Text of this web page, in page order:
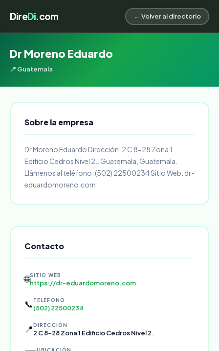
DireDi.com ← Volver al directorio
Dr Moreno Eduardo
📍 Guatemala
Sobre la empresa
Dr Moreno Eduardo Dirección: 2 C 8-28 Zona 1
Edificio Cedros Nivel 2.. Guatemala, Guatemala.
Llámenos al teléfono: (502) 22500234 Sitio Web: dr-
eduardomoreno.com
Contacto
🌐SITIO WEB
https://dr-eduardomoreno.com
📞 TELÉFONO
(502) 22500234
📍DIRECCIÓN
2 C 8-28 Zona 1 Edificio Cedros Nivel 2.
UBICACIÓN